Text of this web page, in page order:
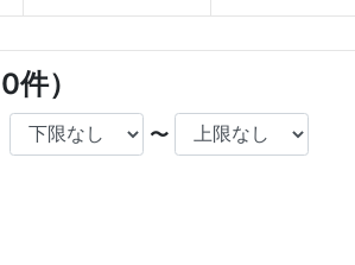
0件）
〜